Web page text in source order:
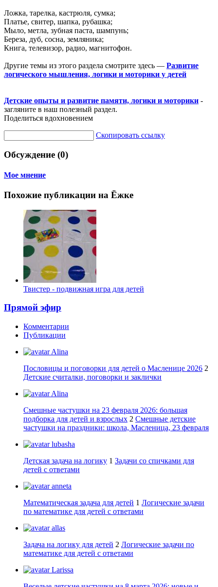
Ложка, тарелка, кастрюля, сумка;
Платье, свитер, шапка, рубашка;
Мыло, метла, зубная паста, шампунь;
Береза, дуб, сосна, земляника;
Книга, телевизор, радио, магнитофон.
Другие темы из этого раздела смотрите здесь — Развитие
логического мышления, логики и моторики у детей
Детские опыты и развитие памяти, логики и моторики -
загляните в наш полезный раздел.
Поделиться вдохновением
Скопировать ссылку
Обсуждение (0)
Мое мнение
Похожие публикации на Ёжке
Твистер - подвижная игра для детей
Прямой эфир
Комментарии
Публикации
Alina
Пословицы и поговорки для детей о Масленице 2026 2
Детские считалки, поговорки и заклички
Alina
Смешные частушки на 23 февраля 2026: большая
подборка для детей и взрослых 2 Смешные детские
частушки на праздники: школа, Масленица, 23 февраля
lubasha
Детская задача на логику 1 Задачи со спичками для
детей с ответами
anneta
Математическая задача для детей 1 Логические задачи
по математике для детей с ответами
allas
Задача на логику для детей 2 Логические задачи по
математике для детей с ответами
Larissa